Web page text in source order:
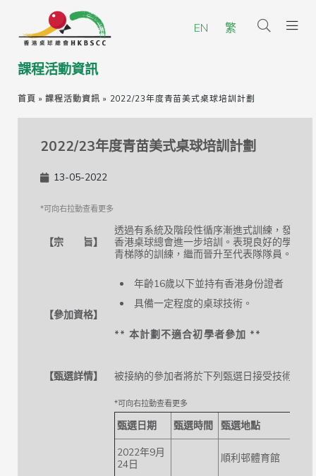
EN 繁
課程活動資訊
首頁 »課程活動資訊 » 2022/23年度青苗美式桌球培訓計劃
2022/23年度青苗美式桌球培訓計劃
13-05-2022
【宗 旨】
透過有系統及階段性循序漸進式訓練，發掘有
香港桌球總會進一步培訓。表現良好的學員有
青梯隊的訓練，繼而晉升至代表隊隊員。
【參加資格】
年齡16歲以下並持有香港身份證者（男
具備一定程度的桌球技術。
**本計劃不適合初學者參加 **
【甄選詳情】 被接納的參加者將於下列甄選日接受技術測試
甄選日期 甄選時間
甄選地點
2022年9月
24日
順利邨體育館